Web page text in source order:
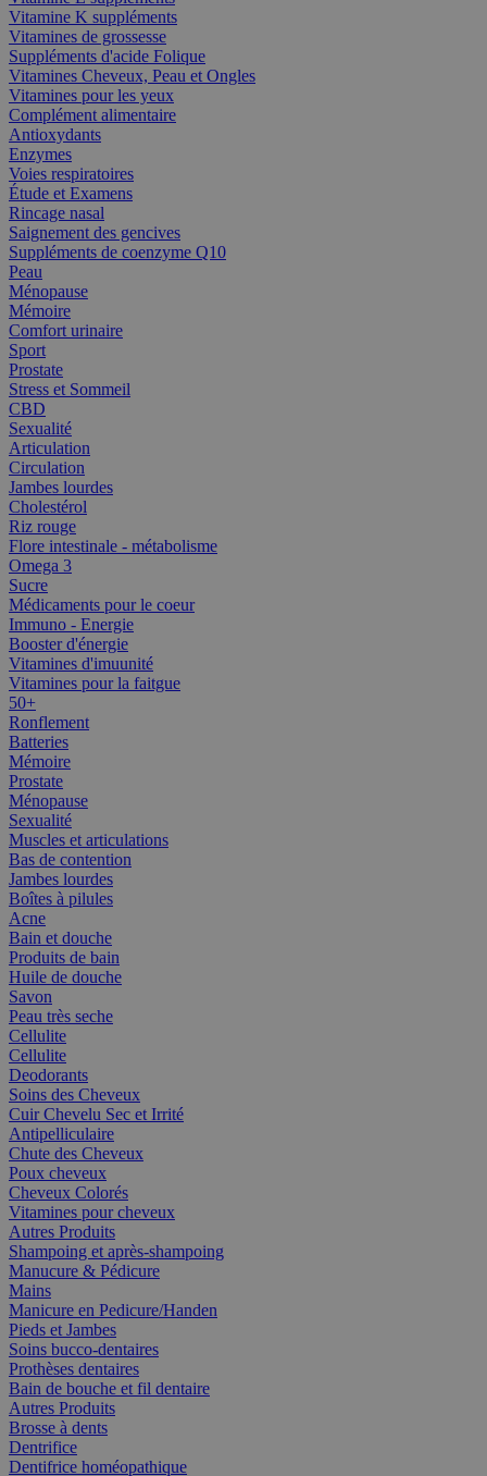
Vitamine K suppléments
Vitamines de grossesse
Suppléments d'acide Folique
Vitamines Cheveux, Peau et Ongles
Vitamines pour les yeux
Complément alimentaire
Antioxydants
Enzymes
Voies respiratoires
Étude et Examens
Rincage nasal
Saignement des gencives
Suppléments de coenzyme Q10
Peau
Ménopause
Mémoire
Comfort urinaire
Sport
Prostate
Stress et Sommeil
CBD
Sexualité
Articulation
Circulation
Jambes lourdes
Cholestérol
Riz rouge
Flore intestinale - métabolisme
Omega 3
Sucre
Médicaments pour le coeur
Immuno - Energie
Booster d'énergie
Vitamines d'imuunité
Vitamines pour la faitgue
50+
Ronflement
Batteries
Mémoire
Prostate
Ménopause
Sexualité
Muscles et articulations
Bas de contention
Jambes lourdes
Boîtes à pilules
Acne
Bain et douche
Produits de bain
Huile de douche
Savon
Peau très seche
Cellulite
Cellulite
Deodorants
Soins des Cheveux
Cuir Chevelu Sec et Irrité
Antipelliculaire
Chute des Cheveux
Poux cheveux
Cheveux Colorés
Vitamines pour cheveux
Autres Produits
Shampoing et après-shampoing
Manucure & Pédicure
Mains
Manicure en Pedicure/Handen
Pieds et Jambes
Soins bucco-dentaires
Prothèses dentaires
Bain de bouche et fil dentaire
Autres Produits
Brosse à dents
Dentrifice
Dentifrice homéopathique